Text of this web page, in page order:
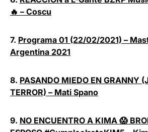
🔥 – Coscu
7. Programa 01 (22/02/2021) –
Argentina 2021
8. PASANDO MIEDO EN GRANNY
TERROR) – Mati Spano
9. NO ENCUENTRO A KIMA 😱